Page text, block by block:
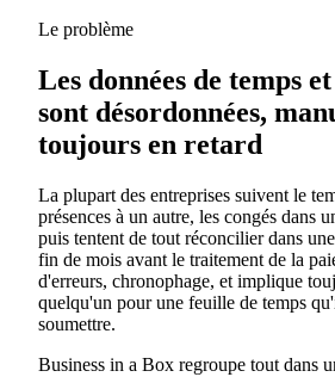
Le problème
Les données de temps
sont désordonnées,
toujours en retard
La plupart des entreprises suivent le
présences à un autre, les congés dans
puis tentent de tout réconcilier dans
fin de mois avant le traitement de la
d'erreurs, chronophage, et implique
quelqu'un pour une feuille de temps
soumettre.
Business in a Box regroupe tout dans